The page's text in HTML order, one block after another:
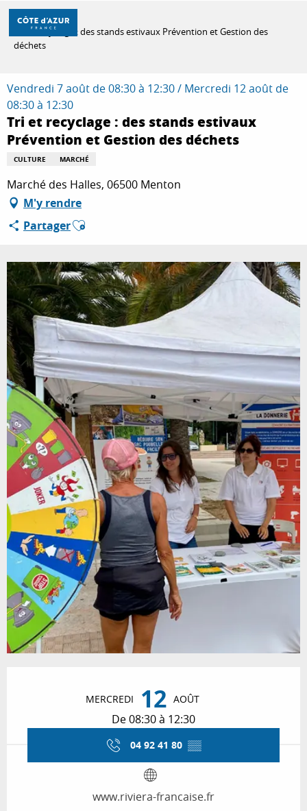
Aller
contenu
À FAIRE
SÉJOURNER
Accueil
Tri et recyclage : des stands estivaux Prévention et Gestion des
déchets
Vendredi 7 août de 08:30 à 12:30 / Mercredi 12 août de
08:30 à 12:30
Tri et recyclage : des stands estivaux
Prévention et Gestion des déchets
CULTURE MARCHÉ
Marché des Halles, 06500 Menton
M'y rendre
PartagerAjouter aux favoris
MERCREDI 12 AOÛT
De 08:30 à 12:30
04 92 41 80 ▒▒
www.riviera-francaise.fr